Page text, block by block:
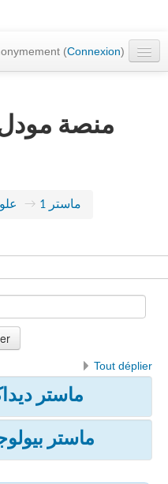
(Connexion)
منصة مودل
→ ماستر 1
Tout déplier
ماستر
ماستر